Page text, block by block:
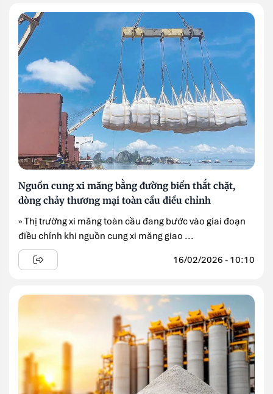
Nguồn cung xi măng bằng đường biển thắt chặt,
dòng chảy thương mại toàn cầu điều chỉnh
» Thị trường xi măng toàn cầu đang bước vào giai đoạn
điều chỉnh khi nguồn cung xi măng giao ...
16/02/2026 - 10:10